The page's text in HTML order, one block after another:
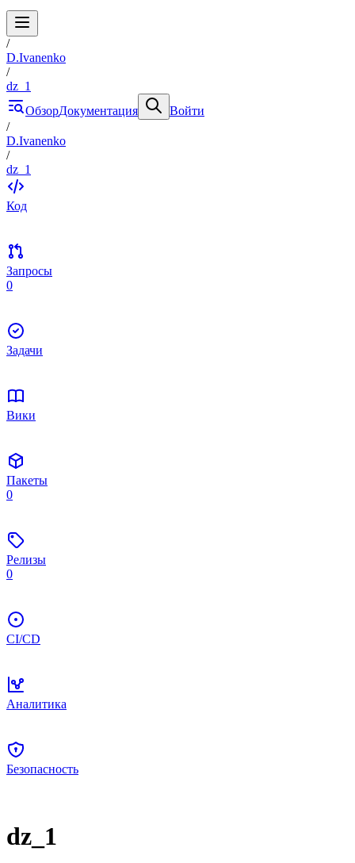
/
D.Ivanenko
/
dz_1
ОбзорДокументация
Войти
/
D.Ivanenko
/
dz_1
Код
Запросы
0
Задачи
Вики
Пакеты
0
Релизы
0
CI/CD
Аналитика
Безопасность
dz_1